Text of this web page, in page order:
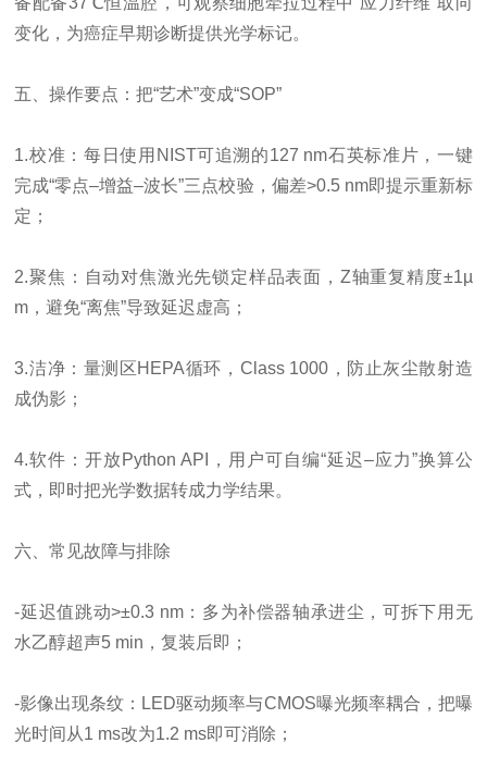
变化，为癌症早期诊断提供光学标记。
五、操作要点：把“艺术”变成“SOP”
1.校准：每日使用NIST可追溯的127 nm石英标准片，一键
完成“零点–增益–波长”三点校验，偏差>0.5 nm即提示重新标
定；
2.聚焦：自动对焦激光先锁定样品表面，Z轴重复精度±1µ
m，避免“离焦”导致延迟虚高；
3.洁净：量测区HEPA循环，Class 1000，防止灰尘散射造
成伪影；
4.软件：开放Python API，用户可自编“延迟–应力”换算公
式，即时把光学数据转成力学结果。
六、常见故障与排除
-延迟值跳动>±0.3 nm：多为补偿器轴承进尘，可拆下用无
水乙醇超声5 min，复装后即；
-影像出现条纹：LED驱动频率与CMOS曝光频率耦合，把曝
光时间从1 ms改为1.2 ms即可消除；